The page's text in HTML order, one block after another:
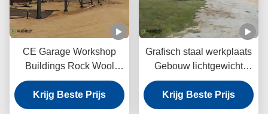
CE Garage Workshop
Buildings Rock Wool
Panel Portal Frame
Structure
Krijg Beste Prijs
Grafisch staal werkplaats
Gebouw lichtgewicht
Portal frame structuur
Krijg Beste Prijs